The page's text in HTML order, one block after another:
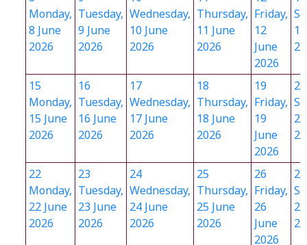
Monday,
8 June
2026
Tuesday,
9 June
2026
Wednesday,
10 June
2026
Thursday,
11 June
2026
Friday,
12
June
2026
15
Monday,
15 June
2026
16
Tuesday,
16 June
2026
17
Wednesday,
17 June
2026
18
Thursday,
18 June
2026
19
Friday,
19
June
2026
20
22
Monday,
22 June
2026
23
Tuesday,
23 June
2026
24
Wednesday,
24 June
2026
25
Thursday,
25 June
2026
26
Friday,
26
June
2026
27